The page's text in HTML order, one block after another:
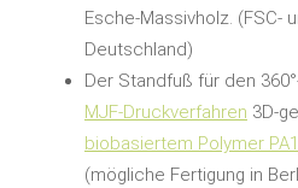
Esche-Massivholz. (FSC-
Deutschland)
Der Standfuß für den
MJF-Druckverfahren 3D-
biobasiertem Polymer
(mögliche Fertigung in